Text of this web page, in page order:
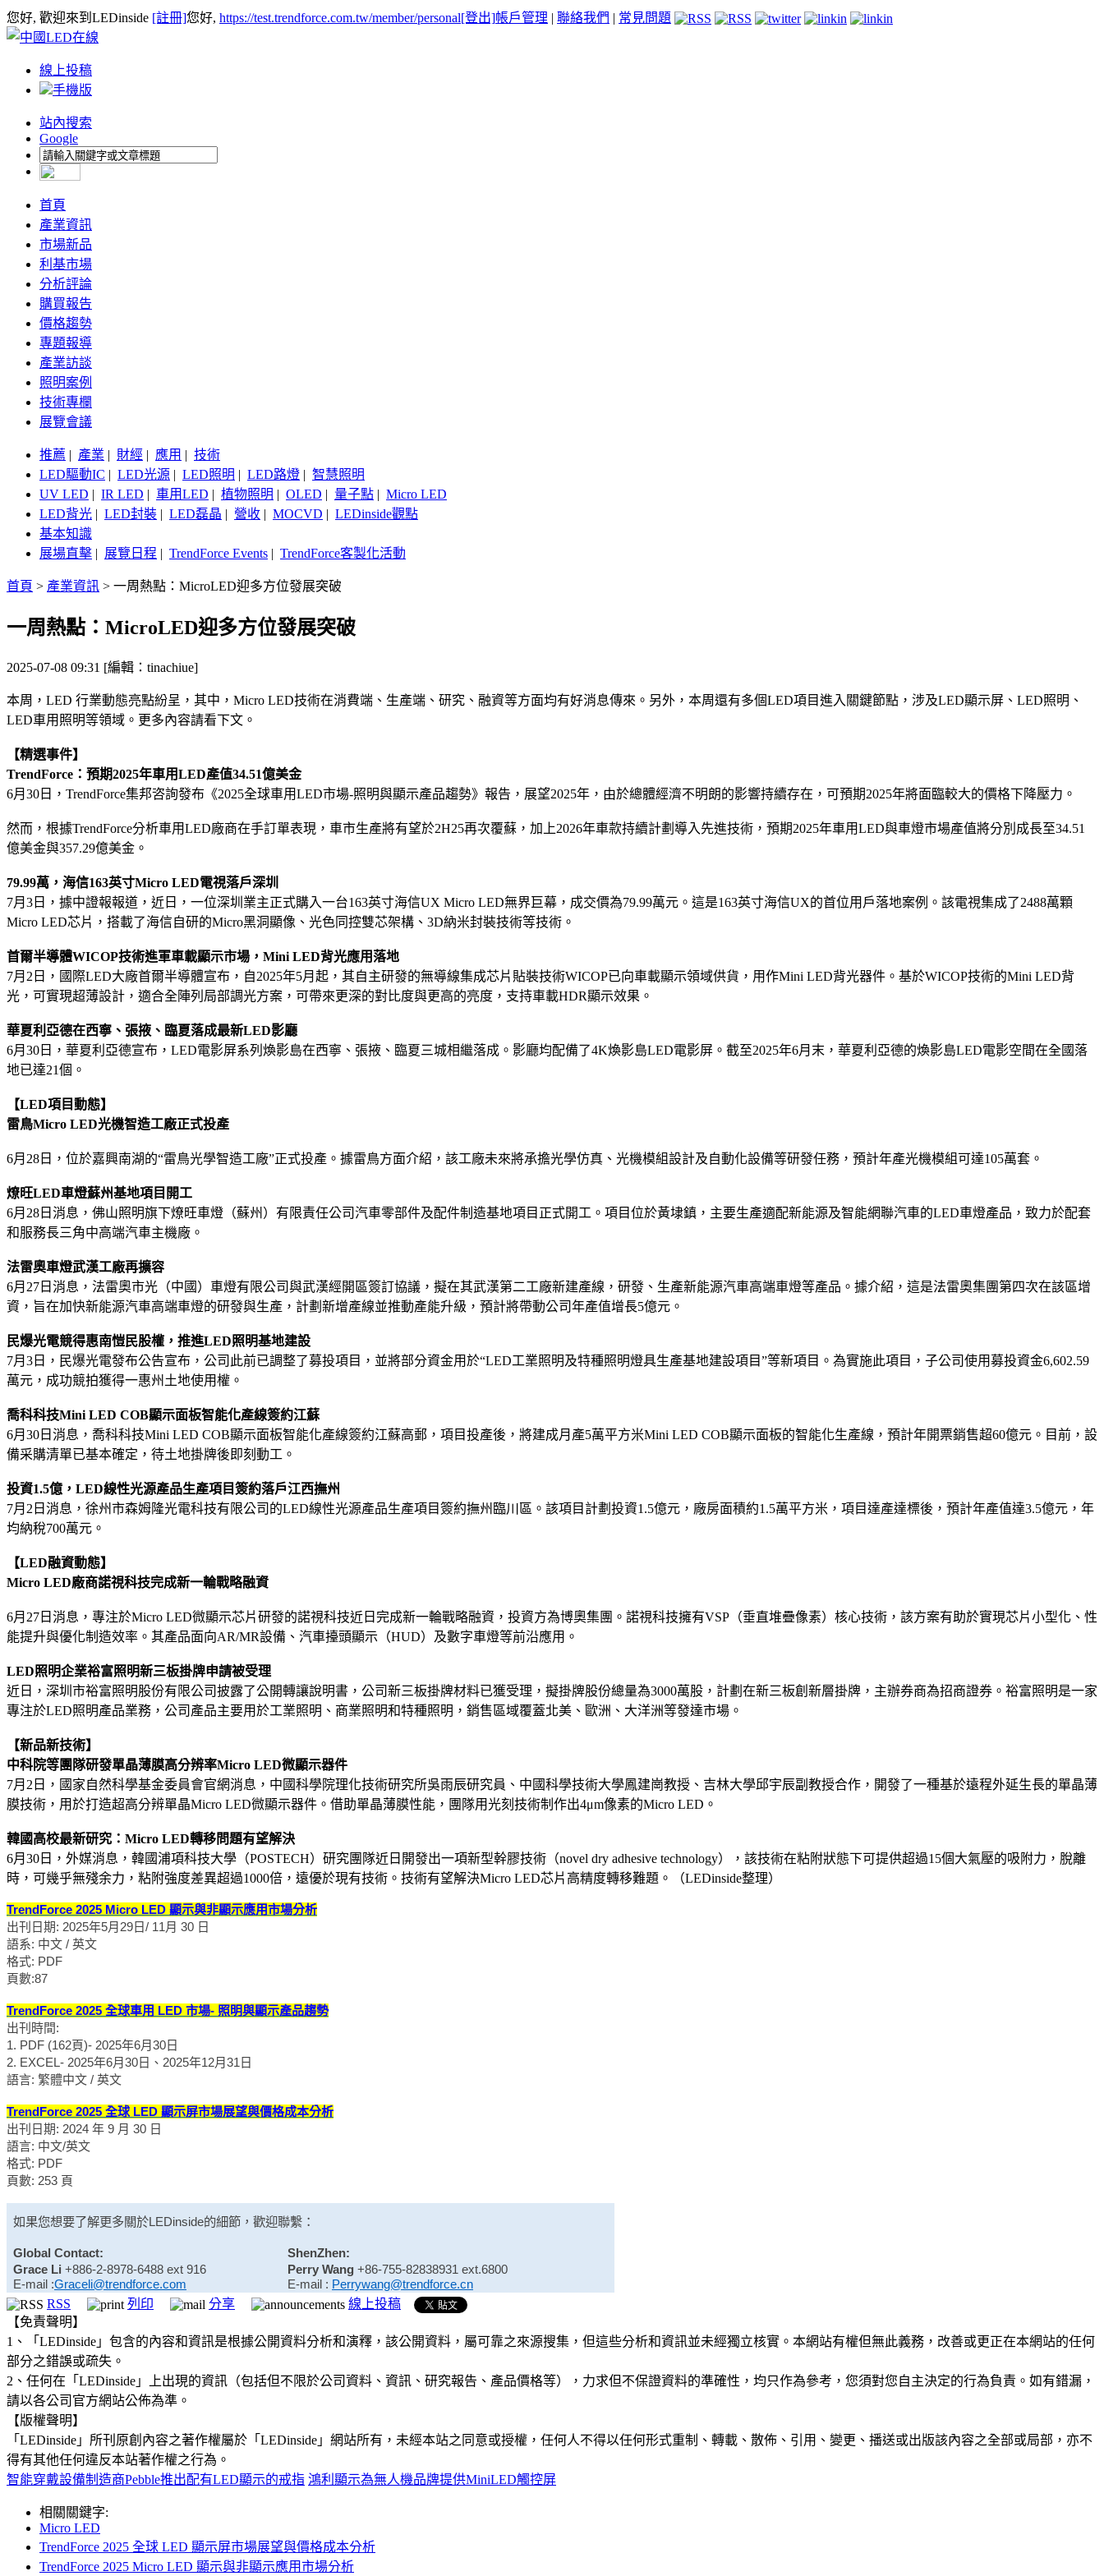
您好, 歡迎來到LEDinside [註冊]您好, https://test.trendforce.com.tw/member/personal[登出]帳戶管理 | 聯絡我們 | 常見問題
線上投稿
手機版
站內搜索
Google
首頁
產業資訊
市場新品
利基市場
分析評論
購買報告
價格趨勢
專題報導
產業訪談
照明案例
技術專欄
展覽會議
推薦 | 產業 | 財經 | 應用 | 技術
LED驅動IC | LED光源 | LED照明 | LED路燈 | 智慧照明
UV LED | IR LED | 車用LED | 植物照明 | OLED | 量子點 | Micro LED
LED背光 | LED封裝 | LED磊晶 | 營收 | MOCVD | LEDinside觀點
基本知識
展場直擊 | 展覽日程 | TrendForce Events | TrendForce客製化活動
首頁 > 產業資訊 > 一周熱點：MicroLED迎多方位發展突破
一周熱點：MicroLED迎多方位發展突破
2025-07-08 09:31 [編輯：tinachiue]
本周，LED 行業動態亮點紛呈，其中，Micro LED技術在消費端、生產端、研究、融資等方面均有好消息傳來。另外，本周還有多個LED項目進入關鍵節點，涉及LED顯示屏、LED照明、
LED車用照明等領域。更多內容請看下文。
【精選事件】
TrendForce：預期2025年車用LED產值34.51億美金
6月30日，TrendForce集邦咨詢發布《2025全球車用LED市場-照明與顯示產品趨勢》報告，展望2025年，由於總體經濟不明朗的影響持續存在，可預期2025年將面臨較大的價格下降壓力。
然而，根據TrendForce分析車用LED廠商在手訂單表現，車市生產將有望於2H25再次覆蘇，加上2026年車款持續計劃導入先進技術，預期2025年車用LED與車燈市場產值將分別成長至34.51
億美金與357.29億美金。
79.99萬，海信163英寸Micro LED電視落戶深圳
7月3日，據中證報報道，近日，一位深圳業主正式購入一台163英寸海信UX Micro LED無界巨幕，成交價為79.99萬元。這是163英寸海信UX的首位用戶落地案例。該電視集成了2488萬顆
Micro LED芯片，搭載了海信自研的Micro黑洞顯像、光色同控雙芯架構、3D納米封裝技術等技術。
首爾半導體WICOP技術進軍車載顯示市場，Mini LED背光應用落地
7月2日，國際LED大廠首爾半導體宣布，自2025年5月起，其自主研發的無導線集成芯片貼裝技術WICOP已向車載顯示領域供貨，用作Mini LED背光器件。基於WICOP技術的Mini LED背
光，可實現超薄設計，適合全陣列局部調光方案，可帶來更深的對比度與更高的亮度，支持車載HDR顯示效果。
華夏利亞德在西寧、張掖、臨夏落成最新LED影廳
6月30日，華夏利亞德宣布，LED電影屏系列煥影島在西寧、張掖、臨夏三城相繼落成。影廳均配備了4K煥影島LED電影屏。截至2025年6月末，華夏利亞德的煥影島LED電影空間在全國落
地已達21個。
【LED項目動態】
雷鳥Micro LED光機智造工廠正式投產
6月28日，位於嘉興南湖的“雷鳥光學智造工廠”正式投產。據雷鳥方面介紹，該工廠未來將承擔光學仿真、光機模組設計及自動化設備等研發任務，預計年產光機模組可達105萬套。
燎旺LED車燈蘇州基地項目開工
6月28日消息，佛山照明旗下燎旺車燈（蘇州）有限責任公司汽車零部件及配件制造基地項目正式開工。項目位於黃埭鎮，主要生產適配新能源及智能網聯汽車的LED車燈產品，致力於配套
和服務長三角中高端汽車主機廠。
法雷奧車燈武漢工廠再擴容
6月27日消息，法雷奧市光（中國）車燈有限公司與武漢經開區簽訂協議，擬在其武漢第二工廠新建產線，研發、生產新能源汽車高端車燈等產品。據介紹，這是法雷奧集團第四次在該區增
資，旨在加快新能源汽車高端車燈的研發與生產，計劃新增產線並推動產能升級，預計將帶動公司年產值增長5億元。
民爆光電競得惠南愷民股權，推進LED照明基地建設
7月3日，民爆光電發布公告宣布，公司此前已調整了募投項目，並將部分資金用於“LED工業照明及特種照明燈具生產基地建設項目”等新項目。為實施此項目，子公司使用募投資金6,602.59
萬元，成功競拍獲得一惠州土地使用權。
喬科科技Mini LED COB顯示面板智能化產線簽約江蘇
6月30日消息，喬科科技Mini LED COB顯示面板智能化產線簽約江蘇高郵，項目投產後，將建成月產5萬平方米Mini LED COB顯示面板的智能化生產線，預計年開票銷售超60億元。目前，設
備采購清單已基本確定，待土地掛牌後即刻動工。
投資1.5億，LED線性光源產品生產項目簽約落戶江西撫州
7月2日消息，徐州市森姆隆光電科技有限公司的LED線性光源產品生產項目簽約撫州臨川區。該項目計劃投資1.5億元，廠房面積約1.5萬平方米，項目達產達標後，預計年產值達3.5億元，年
均納稅700萬元。
【LED融資動態】
Micro LED廠商諾視科技完成新一輪戰略融資
6月27日消息，專注於Micro LED微顯示芯片研發的諾視科技近日完成新一輪戰略融資，投資方為博奧集團。諾視科技擁有VSP（垂直堆疊像素）核心技術，該方案有助於實現芯片小型化、性
能提升與優化制造效率。其產品面向AR/MR設備、汽車擡頭顯示（HUD）及數字車燈等前沿應用。
LED照明企業裕富照明新三板掛牌申請被受理
近日，深圳市裕富照明股份有限公司披露了公開轉讓說明書，公司新三板掛牌材料已獲受理，擬掛牌股份總量為3000萬股，計劃在新三板創新層掛牌，主辦券商為招商證券。裕富照明是一家
專注於LED照明產品業務，公司產品主要用於工業照明、商業照明和特種照明，銷售區域覆蓋北美、歐洲、大洋洲等發達市場。
【新品新技術】
中科院等團隊研發單晶薄膜高分辨率Micro LED微顯示器件
7月2日，國家自然科學基金委員會官網消息，中國科學院理化技術研究所吳雨辰研究員、中國科學技術大學鳳建崗教授、吉林大學邱宇辰副教授合作，開發了一種基於遠程外延生長的單晶薄
膜技術，用於打造超高分辨單晶Micro LED微顯示器件。借助單晶薄膜性能，團隊用光刻技術制作出4μm像素的Micro LED。
韓國高校最新研究：Micro LED轉移問題有望解決
6月30日，外媒消息，韓國浦項科技大學（POSTECH）研究團隊近日開發出一項新型幹膠技術（novel dry adhesive technology），該技術在粘附狀態下可提供超過15個大氣壓的吸附力，脫離
時，可幾乎無殘余力，粘附強度差異超過1000倍，遠優於現有技術。技術有望解決Micro LED芯片高精度轉移難題。（LEDinside整理）
TrendForce 2025 Micro LED 顯示與非顯示應用市場分析
出刊日期: 2025年5月29日/ 11月 30 日
語系: 中文 / 英文
格式: PDF
頁數:87
TrendForce 2025 全球車用 LED 市場- 照明與顯示產品趨勢
出刊時間:
1. PDF (162頁)- 2025年6月30日
2. EXCEL- 2025年6月30日、2025年12月31日
語言: 繁體中文 / 英文
TrendForce 2025 全球 LED 顯示屏市場展望與價格成本分析
出刊日期: 2024 年 9 月 30 日
語言: 中文/英文
格式: PDF
頁數: 253 頁
如果您想要了解更多關於LEDinside的細節，歡迎聯繫：
Global Contact:
ShenZhen:
Grace Li +886-2-8978-6488 ext 916
E-mail :Graceli@trendforce.com
Perry Wang +86-755-82838931 ext.6800
E-mail : Perrywang@trendforce.cn
RSS
列印 分享
線上投稿
【免責聲明】
1、「LEDinside」包含的內容和資訊是根據公開資料分析和演釋，該公開資料，屬可靠之來源搜集，但這些分析和資訊並未經獨立核實。本網站有權但無此義務，改善或更正在本網站的任何
部分之錯誤或疏失。
2、任何在「LEDinside」上出現的資訊（包括但不限於公司資料、資訊、研究報告、產品價格等），力求但不保證資料的準確性，均只作為參考，您須對您自主決定的行為負責。如有錯漏，
請以各公司官方網站公佈為準。
【版權聲明】
「LEDinside」所刊原創內容之著作權屬於「LEDinside」網站所有，未經本站之同意或授權，任何人不得以任何形式重制、轉載、散佈、引用、變更、播送或出版該內容之全部或局部，亦不
得有其他任何違反本站著作權之行為。
智能穿戴設備制造商Pebble推出配有LED顯示的戒指 鴻利顯示為無人機品牌提供MiniLED觸控屏
相關關鍵字:
Micro LED
TrendForce 2025 全球 LED 顯示屏市場展望與價格成本分析
TrendForce 2025 Micro LED 顯示與非顯示應用市場分析